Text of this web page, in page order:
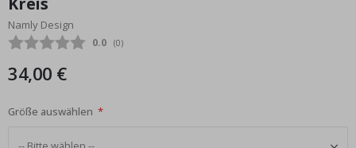
Bildgalerie
springen
Namly Design
Durchschnittliche Bewertung:
0.0 (abgegebene bewertungen:
0)
34,00 €
Größe auswählen